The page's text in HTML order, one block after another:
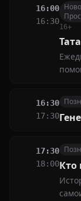
16:00
16:30
16+
16:30
17:30
17:30
18:00Кто